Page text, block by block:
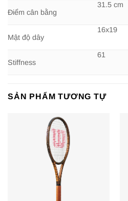
Điểm cân bằng
31.5 cm
Mật độ dây
16x19
Stiffness
61
SẢN PHẨM TƯƠNG TỰ